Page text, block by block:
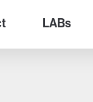
LABs